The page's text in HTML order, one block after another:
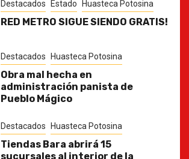
Destacados Estado Huasteca Potosina
RED METRO SIGUE SIENDO GRATIS!
Destacados Huasteca Potosina
Obra mal hecha en
administración panista de
Pueblo Mágico
Destacados Huasteca Potosina
Tiendas Bara abrirá 15
sucursales al interior de la